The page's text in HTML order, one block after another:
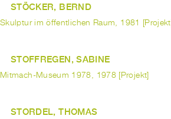
STÖCKER, BERND
Skulptur im öffentlichen Raum, 1981 [Projekt]
STOFFREGEN, SABINE
Mitmach-Museum 1978, 1978 [Projekt]
STORDEL, THOMAS